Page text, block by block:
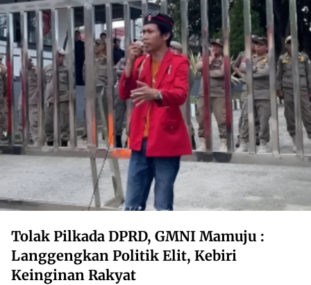
Tolak Pilkada DPRD, GMNI Mamuju :
Langgengkan Politik Elit, Kebiri
Keinginan Rakyat